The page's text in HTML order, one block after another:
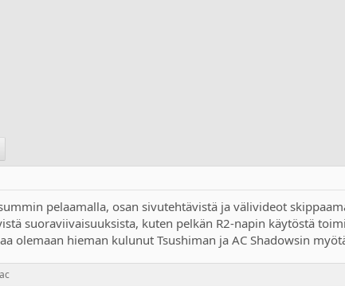
pelaamalla, osan sivutehtävistä ja välivideot
suoraviivaisuuksista, kuten pelkän R2-napin käytöstä
olemaan hieman kulunut Tsushiman ja AC Shadowsin